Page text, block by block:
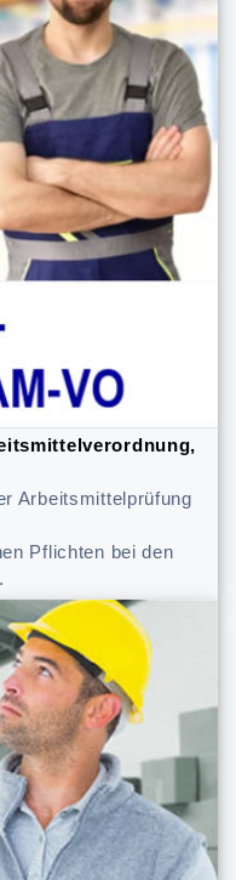
Arbeitsmittelprüfung
Pflichten bei den